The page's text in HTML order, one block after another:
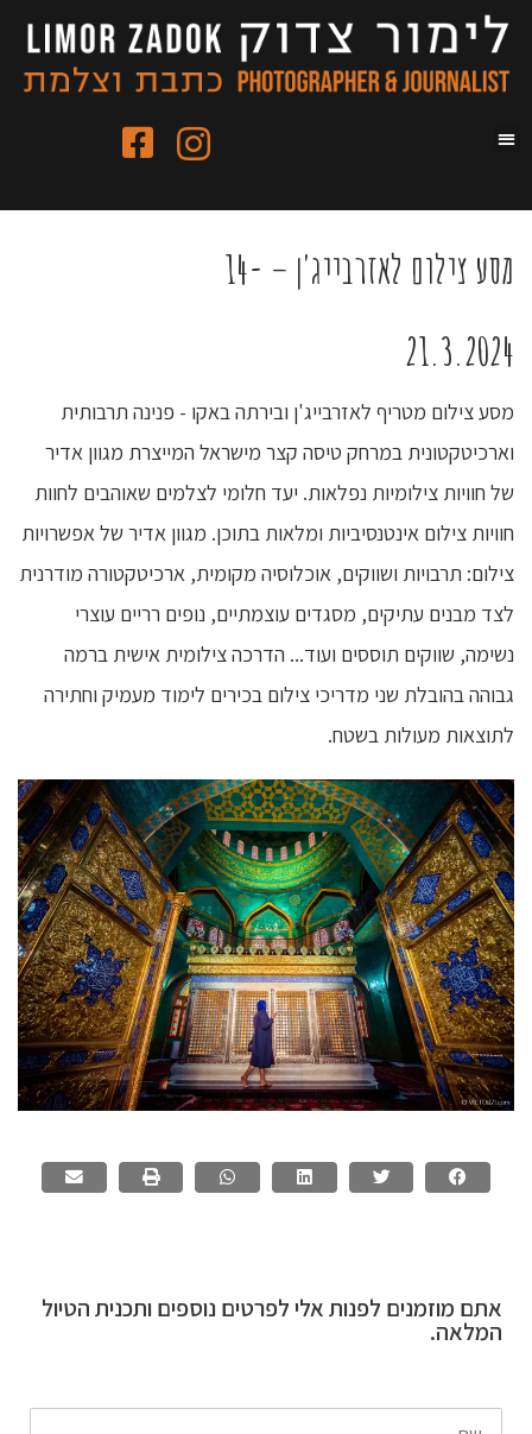
מסע צילום לאזרבייג'ן – 14-
21.3.2024
מסע צילום מטריף לאזרבייג'ן ובירתה באקו - פנינה תרבותית
וארכיטקטונית במרחק טיסה קצר מישראל המייצרת מגוון אדיר
של חוויות צילומיות נפלאות. יעד חלומי לצלמים שאוהבים לחוות
חוויות צילום אינטנסיביות ומלאות בתוכן. מגוון אדיר של אפשרויות
צילום: תרבויות ושווקים, אוכלוסיה מקומית, ארכיטקטורה מודרנית
לצד מבנים עתיקים, מסגדים עוצמתיים, נופים רריים עוצרי
נשימה, שווקים תוססים ועוד... הדרכה צילומית אישית ברמה
גבוהה בהובלת שני מדריכי צילום בכירים לימוד מעמיק וחתירה
לתוצאות מעולות בשטח.
אתם מוזמנים לפנות אלי לפרטים נוספים ותכנית הטיול
המלאה.